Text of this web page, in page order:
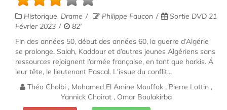
Historique, Drame Philippe Faucon
Sortie DVD 21
Février 2023
82'
Fin des années 50, début des années 60, la guerre d’Algérie
se prolonge. Salah, Kaddour et d’autres jeunes Algériens sans
ressources rejoignent l’armée française, en tant que harkis. Á
leur tête, le lieutenant Pascal. L'issue du conflit...
Théo Cholbi , Mohamed El Amine Mouffok , Pierre Lottin ,
Yannick Choirat , Omar Boulakirba